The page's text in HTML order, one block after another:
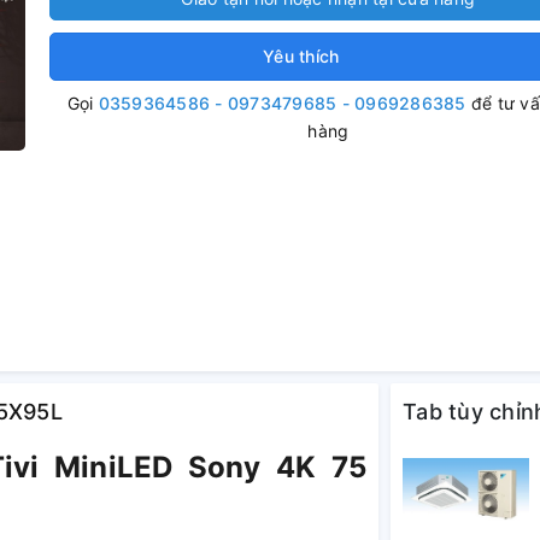
Yêu thích
Gọi 0359364586 - 0973479685 - 0969286385 để tư
hàng
MiniLED Sony 4K 75
Tab tùy